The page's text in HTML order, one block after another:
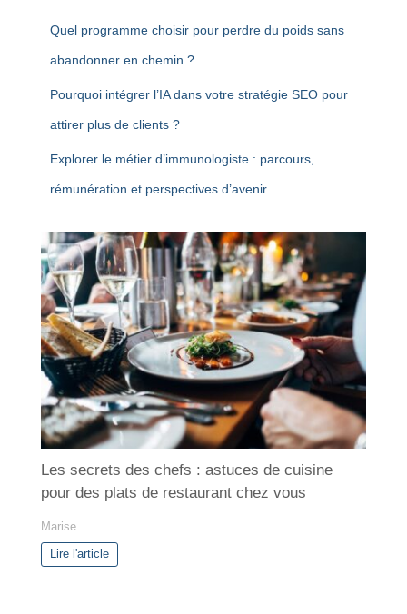
Quel programme choisir pour perdre du poids sans
abandonner en chemin ?
Pourquoi intégrer l’IA dans votre stratégie SEO pour
attirer plus de clients ?
Explorer le métier d’immunologiste : parcours,
rémunération et perspectives d’avenir
Les secrets des chefs : astuces de cuisine
pour des plats de restaurant chez vous
Marise
Lire l'article